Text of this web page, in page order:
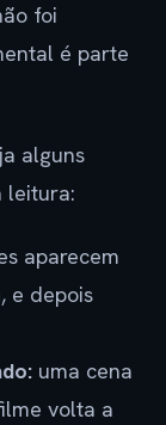
foi
é parte
alguns
leitura:
aparecem
e depois
uma cena
volta a